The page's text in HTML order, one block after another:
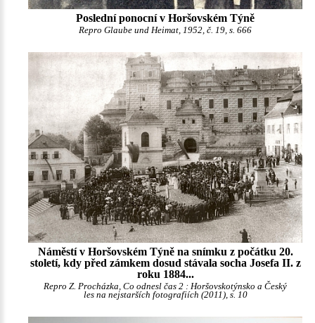
Poslední ponocní v Horšovském Týně
Repro Glaube und Heimat, 1952, č. 19, s. 666
Náměstí v Horšovském Týně na snímku z počátku 20.
století, kdy před zámkem dosud stávala socha Josefa II. z
roku 1884...
Repro Z. Procházka, Co odnesl čas 2 : Horšovskotýnsko a Český
les na nejstarších fotografiích (2011), s. 10